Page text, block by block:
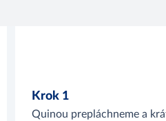
Krok 1
Quinou prepláchneme a